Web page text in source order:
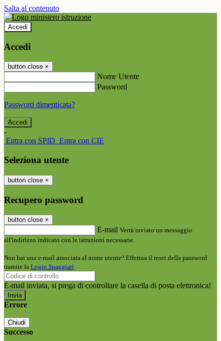
Salta al contenuto
Accedi
Accedi
button close ×
Nome Utente
Password
Password dimenticata?
-
Entra con SPID Entra con CIE
Seleziona utente
button close ×
Recupero password
button close ×
E-mail Verrà inviato un messaggio
all'indirizzo indicato con le istruzioni necessarie.
Non hai una e-mail associata al nome utente? Effettua il reset della password
tramite la Login Spaggiari
E-mail inviata, si prega di controllare la casella di posta elettronica!
Errore
Chiudi
Successo